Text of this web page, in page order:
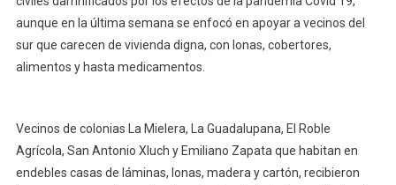
Familias
Necesitadas
Del
Mérida
aunque en la última semana se enfocó en apoyar a vecinos del
sur que carecen de vivienda digna, con lonas, cobertores,
alimentos y hasta medicamentos.
Vecinos de colonias La Mielera, La Guadalupana, El Roble
Agrícola, San Antonio Xluch y Emiliano Zapata que habitan en
endebles casas de láminas, lonas, madera y cartón, recibieron